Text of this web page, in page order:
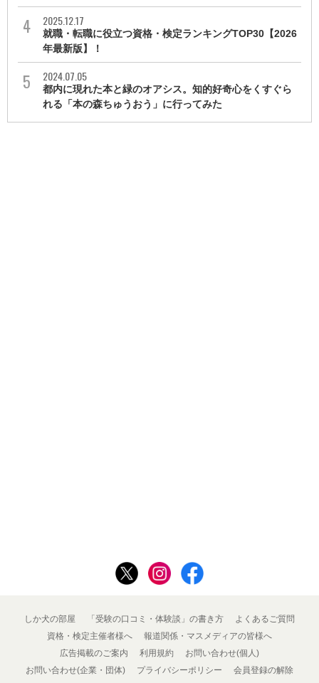
2025.12.17
就職・転職に役立つ資格・検定ランキングTOP30【2026
年最新版】！
2024.07.05
都内に現れた本と緑のオアシス。知的好奇心をくすぐら
れる「本の森ちゅうおう」に行ってみた
しか犬の部屋 「受験の口コミ・体験談」の書き方
よくあるご質問
資格・検定主催者様へ
報道関係・マスメディアの皆様へ
広告掲載のご案内
利用規約
お問い合わせ(個人)
お問い合わせ(企業・団体)
プライバシーポリシー
会員登録の解除